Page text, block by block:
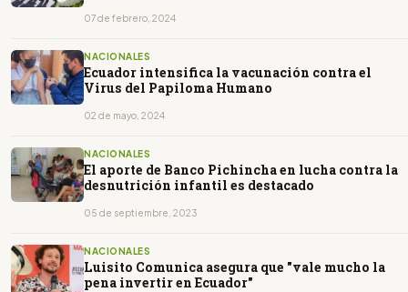
07 de febrero, 2024
NACIONALES
Ecuador intensifica la vacunación contra el
Virus del Papiloma Humano
02 de mayo, 2024
NACIONALES
El aporte de Banco Pichincha en lucha contra la
desnutrición infantil es destacado
05 de septiembre, 2023
NACIONALES
Luisito Comunica asegura que "vale mucho la
pena invertir en Ecuador"